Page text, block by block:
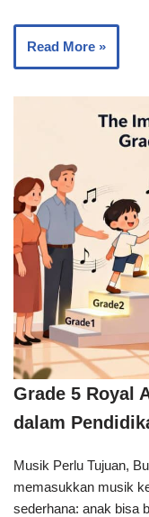
Read More »
Grade 5 Royal
dalam
Musik Perlu Tujuan,
memasukkan musik
sederhana: anak bisa